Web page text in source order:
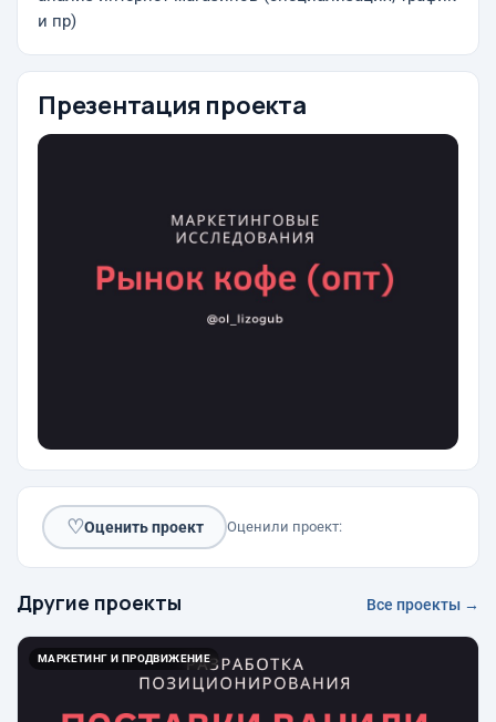
и пр)
Презентация проекта
♡Оценить проект Оценили проект:
Другие проекты Все проекты →
МАРКЕТИНГ И ПРОДВИЖЕНИЕ